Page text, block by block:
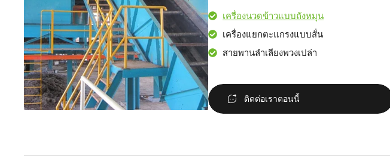
เครื่องนวดข้าวแบบถังหมุน
เครื่องแยกตะแกรงแบบสั่น
สายพานลำเลียงพวงเปล่า
ติดต่อเราตอนนี้